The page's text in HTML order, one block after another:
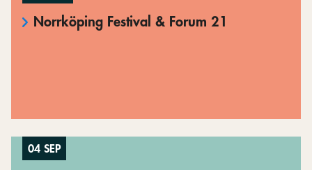
Norrköping Festival & Forum 21
04 SEP